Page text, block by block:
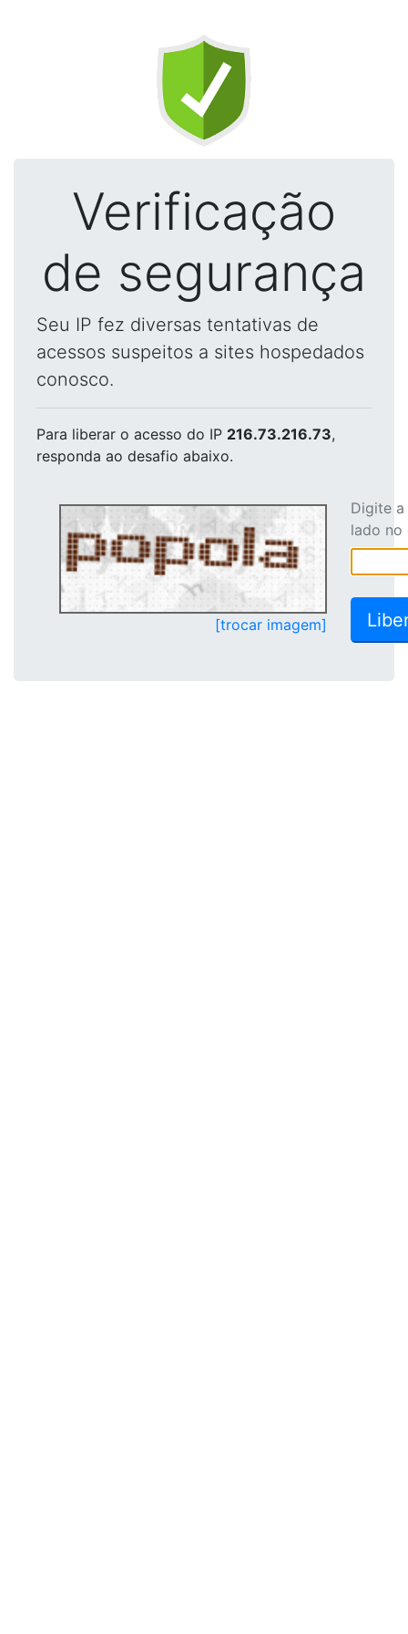
Verificação
de segurança
Seu IP fez diversas tentativas de
acessos suspeitos a sites hospedados
conosco.
Para liberar o acesso do IP 216.73.216.73,
responda ao desafio abaixo.
[trocar imagem]
Digite
lado no